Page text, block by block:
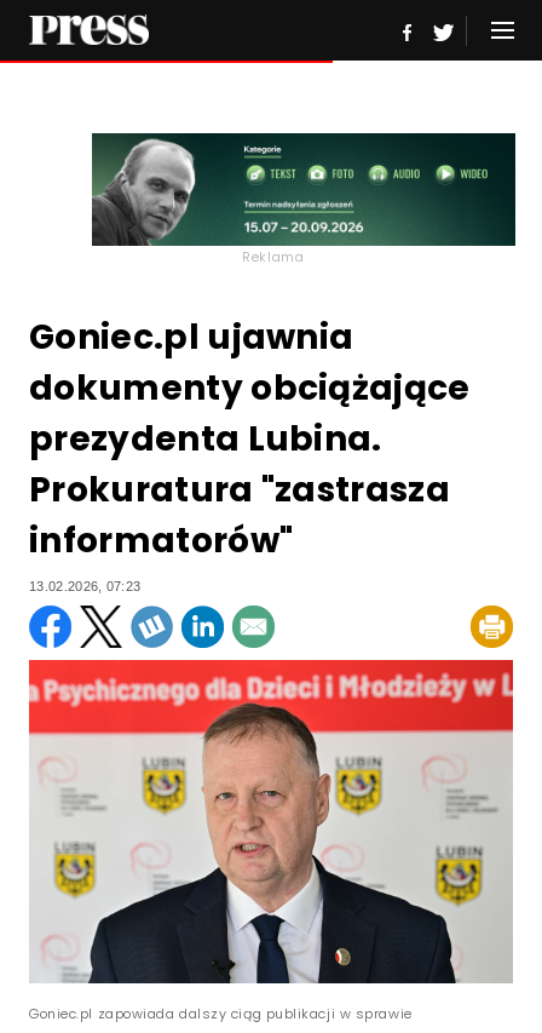
Reklama
Goniec.pl ujawnia
dokumenty obciążające
prezydenta Lubina.
Prokuratura "zastrasza
informatorów"
13.02.2026, 07:23
Goniec.pl zapowiada dalszy ciąg publikacji w sprawie